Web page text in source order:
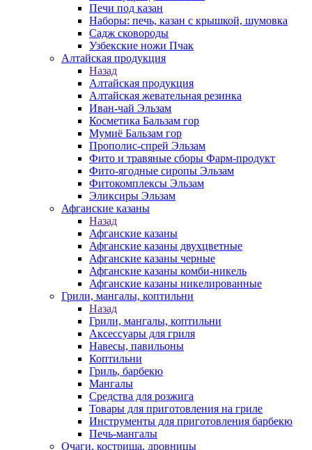
Печи под казан
Наборы: печь, казан с крышкой, шумовка
Садж сковороды
Узбекские ножи Пчак
Алтайская продукция
Назад
Алтайская продукция
Алтайская жевательная резинка
Иван-чай Эльзам
Косметика Бальзам гор
Мумиё Бальзам гор
Прополис-спрей Эльзам
Фито и травяные сборы Фарм-продукт
Фито-ягодные сиропы Эльзам
Фитокомплексы Эльзам
Эликсиры Эльзам
Афганские казаны
Назад
Афганские казаны
Афганские казаны двухцветные
Афганские казаны черные
Афганские казаны комби-никель
Афганские казаны никелированные
Грили, мангалы, коптильни
Назад
Грили, мангалы, коптильни
Аксессуары для гриля
Навесы, павильоны
Коптильни
Гриль, барбекю
Мангалы
Средства для розжига
Товары для приготовления на гриле
Инструменты для приготовления барбекю
Печь-мангалы
Очаги, кострища, дровницы